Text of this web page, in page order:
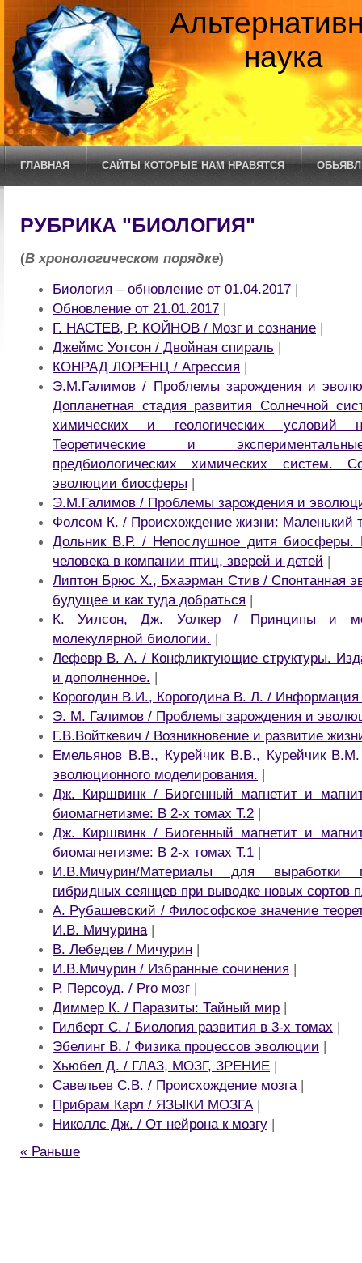
наука
ГЛАВНАЯ САЙТЫ КОТОРЫЕ НАМ НРАВЯТСЯ
РУБРИКА "БИОЛОГИЯ"
(В хронологическом порядке)
Биология – обновление от 01.04.2017 |
Обновление от 21.01.2017 |
Г. НАСТЕВ, Р. КОЙНОВ / Мозг и сознание |
Джеймс Уотсон / Двойная спираль |
КОНРАД ЛОРЕНЦ / Агрессия |
Э.М.Галимов / Проблемы зарождения и
Допланетная стадия развития Солнечной
химических и геологических
Теоретические и
предбиологических химических систем.
эволюции биосферы |
Э.М.Галимов / Проблемы зарождения и
Фолсом К. / Происхождение жизни: Маленький
Дольник В.Р. / Непослушное дитя биосферы.
человека в компании птиц, зверей и детей |
Липтон Брюс X., Бхаэрман Стив / Спонтанная
будущее и как туда добраться |
К. Уилсон, Дж. Уолкер / Принципы и
молекулярной биологии. |
Лефевр В. А. / Конфликтующие структуры.
и дополненное. |
Корогодин В.И., Корогодина В. Л. / Информация
Э. М. Галимов / Проблемы зарождения и
Г.В.Войткевич / Возникновение и развитие
Емельянов В.В., Курейчик В.В., Курейчик В.М.
эволюционного моделирования. |
Дж. Киршвинк / Биогенный магнетит и
биомагнетизме: В 2-х томах Т.2 |
Дж. Киршвинк / Биогенный магнетит и
биомагнетизме: В 2-х томах Т.1 |
И.В.Мичурин/Материалы для выработки
гибридных сеянцев при выводке новых сортов
А. Рубашевский / Философское значение
И.В. Мичурина|
В. Лебедев / Мичурин |
И.В.Мичурин / Избранные сочинения |
Р. Персоуд. / Pro мозг |
Диммер К. / Паразиты: Тайный мир |
Гилберт С. / Биология развития в 3-х томах |
Эбелинг В. / Физика процессов эволюции |
Хьюбел Д. / ГЛАЗ, МОЗГ, ЗРЕНИЕ |
Савельев С.В. / Происхождение мозга|
Прибрам Карл / ЯЗЫКИ МОЗГА|
Николлс Дж. / От нейрона к мозгу |
« Раньше